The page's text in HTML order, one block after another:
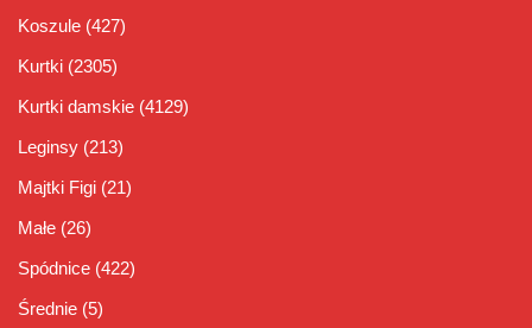
Koszule (427)
Kurtki (2305)
Kurtki damskie (4129)
Leginsy (213)
Majtki Figi (21)
Małe (26)
Spódnice (422)
Średnie (5)